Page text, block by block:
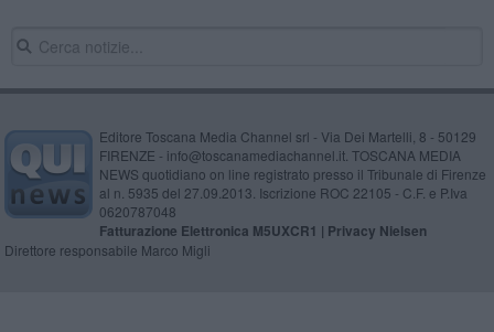
Editore Toscana Media Channel srl - Via Dei Martelli, 8 - 50129
FIRENZE - info@toscanamediachannel.it. TOSCANA MEDIA
NEWS quotidiano on line registrato presso il Tribunale di Firenze
al n. 5935 del 27.09.2013. Iscrizione ROC 22105 - C.F. e P.Iva
0620787048
Fatturazione Elettronica M5UXCR1 | Privacy Nielsen
Direttore responsabile Marco Migli